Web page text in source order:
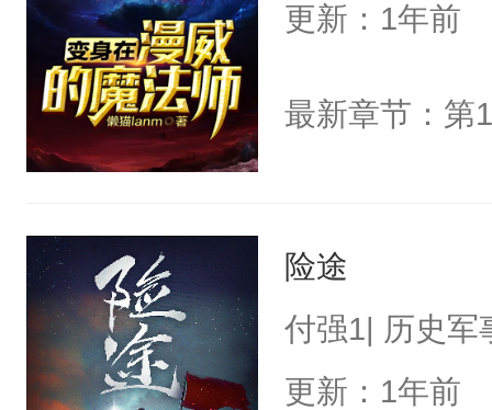
更新：1年前
险途
付强1| 历史军
更新：1年前